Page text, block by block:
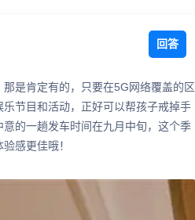
回答
是肯定有的，只要在5G网络覆盖的区
节目和活动，正好可以帮孩子戒掉手
的一趟发车时间在九月中旬，这个季
感更佳哦！